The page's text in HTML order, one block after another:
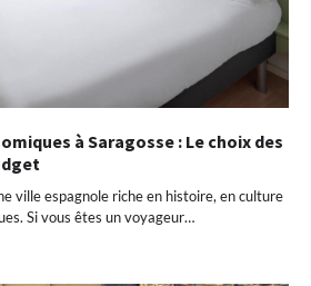
à Saragosse : Le choix des
ville espagnole riche en histoire, en culture
Si vous êtes un voyageur…